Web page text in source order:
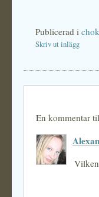
Publicerad i
Skriv ut inlägg
En kommentar